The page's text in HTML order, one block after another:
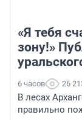
«Я тебя
зону!»
6 часов 26
В лесах
правильно